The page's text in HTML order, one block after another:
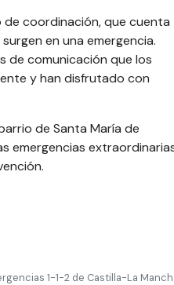
de coordinación, que cuenta
en una emergencia.
de comunicación que los
y han disfrutado con
de Santa María de
emergencias
1-1-2 de Castilla-La